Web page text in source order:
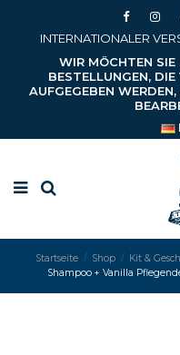
INTERNATIONALER
WIR MÖCHTEN SIE
BESTELLUNGEN,
AUFGEGEBEN
Startseite Shop Kit &
Shampoo + Vanilla